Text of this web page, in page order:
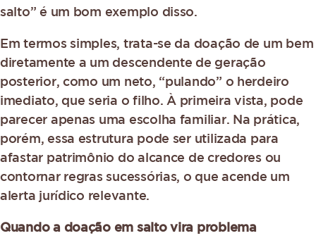
salto” é um bom exemplo disso.
Em termos simples, trata-se da doação de um bem
diretamente a um descendente de geração
posterior, como um neto, “pulando” o herdeiro
imediato, que seria o filho. À primeira vista, pode
parecer apenas uma escolha familiar. Na prática,
porém, essa estrutura pode ser utilizada para
afastar patrimônio do alcance de credores ou
contornar regras sucessórias, o que acende um
alerta jurídico relevante.
Quando a doação em salto vira problema